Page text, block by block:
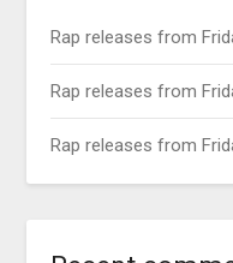
Rap releases from
Rap releases from
Rap releases from